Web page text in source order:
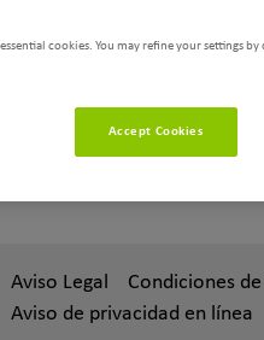
engorde
Aviso Legal Condiciones
Aviso de privacidad en línea
cookies. You may refine your settings
Accept Cookies